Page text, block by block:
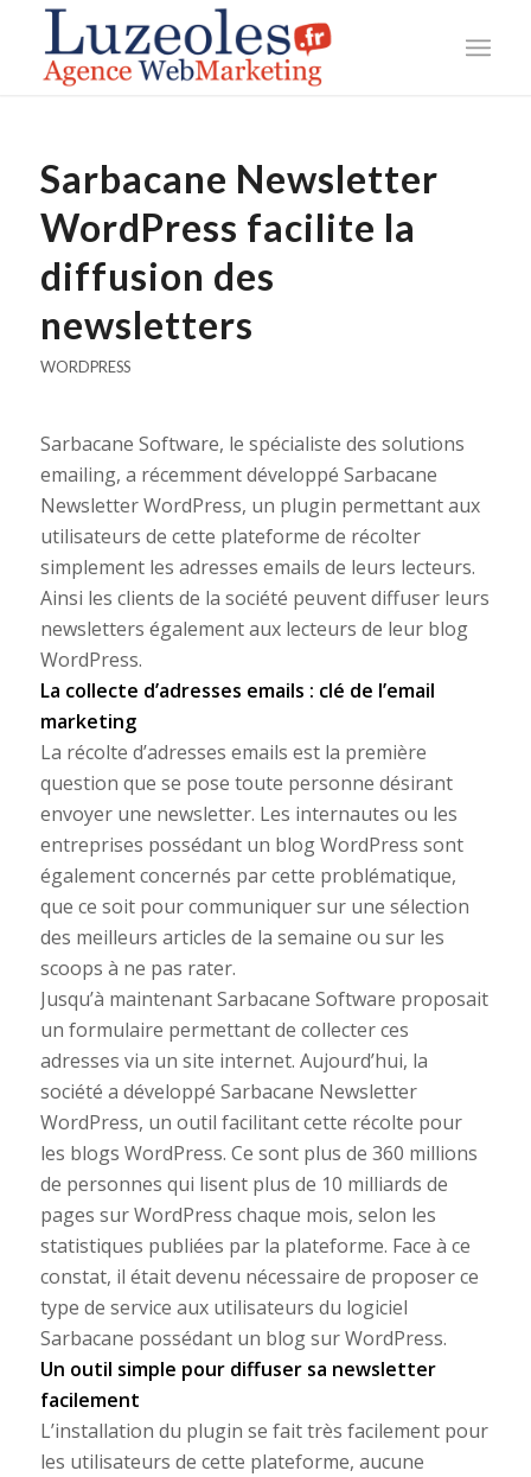
Sarbacane Newsletter
WordPress facilite la
diffusion des
newsletters
WORDPRESS
Sarbacane Software, le spécialiste des solutions
emailing, a récemment développé Sarbacane
Newsletter WordPress, un plugin permettant aux
utilisateurs de cette plateforme de récolter
simplement les adresses emails de leurs lecteurs.
Ainsi les clients de la société peuvent diffuser leurs
newsletters également aux lecteurs de leur blog
WordPress.
La collecte d’adresses emails : clé de l’email
marketing
La récolte d’adresses emails est la première
question que se pose toute personne désirant
envoyer une newsletter. Les internautes ou les
entreprises possédant un blog WordPress sont
également concernés par cette problématique,
que ce soit pour communiquer sur une sélection
des meilleurs articles de la semaine ou sur les
scoops à ne pas rater.
Jusqu’à maintenant Sarbacane Software proposait
un formulaire permettant de collecter ces
adresses via un site internet. Aujourd’hui, la
société a développé Sarbacane Newsletter
WordPress, un outil facilitant cette récolte pour
les blogs WordPress. Ce sont plus de 360 millions
de personnes qui lisent plus de 10 milliards de
pages sur WordPress chaque mois, selon les
statistiques publiées par la plateforme. Face à ce
constat, il était devenu nécessaire de proposer ce
type de service aux utilisateurs du logiciel
Sarbacane possédant un blog sur WordPress.
Un outil simple pour diffuser sa newsletter
facilement
L’installation du plugin se fait très facilement pour
les utilisateurs de cette plateforme, aucune